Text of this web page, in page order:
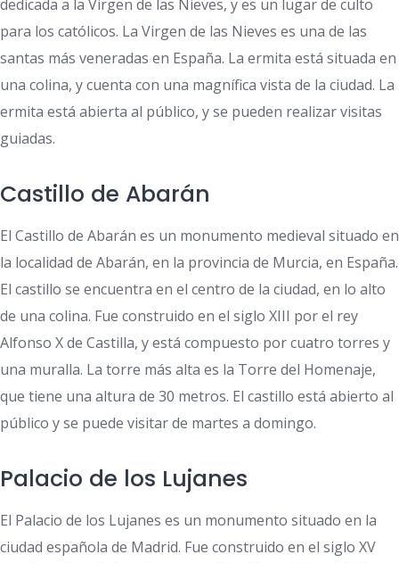
dedicada a la Virgen de las Nieves, y es un lugar de culto
para los católicos. La Virgen de las Nieves es una de las
santas más veneradas en España. La ermita está situada en
una colina, y cuenta con una magnífica vista de la ciudad. La
ermita está abierta al público, y se pueden realizar visitas
guiadas.
Castillo de Abarán
El Castillo de Abarán es un monumento medieval situado en
la localidad de Abarán, en la provincia de Murcia, en España.
El castillo se encuentra en el centro de la ciudad, en lo alto
de una colina. Fue construido en el siglo XIII por el rey
Alfonso X de Castilla, y está compuesto por cuatro torres y
una muralla. La torre más alta es la Torre del Homenaje,
que tiene una altura de 30 metros. El castillo está abierto al
público y se puede visitar de martes a domingo.
Palacio de los Lujanes
El Palacio de los Lujanes es un monumento situado en la
ciudad española de Madrid. Fue construido en el siglo XV